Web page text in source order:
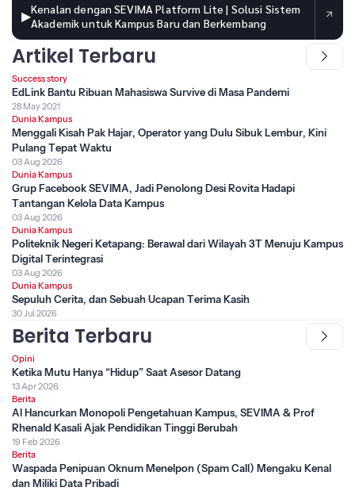
▶Kenalan dengan SEVIMA Platform Lite | Solusi Sistem
Akademik untuk Kampus Baru dan Berkembang
Artikel Terbaru
Success story
EdLink Bantu Ribuan Mahasiswa Survive di Masa Pandemi
28 May 2021
Dunia Kampus
Menggali Kisah Pak Hajar, Operator yang Dulu Sibuk Lembur, Kini
Pulang Tepat Waktu
03 Aug 2026
Dunia Kampus
Grup Facebook SEVIMA, Jadi Penolong Desi Rovita Hadapi
Tantangan Kelola Data Kampus
03 Aug 2026
Dunia Kampus
Politeknik Negeri Ketapang: Berawal dari Wilayah 3T Menuju Kampus
Digital Terintegrasi
03 Aug 2026
Dunia Kampus
Sepuluh Cerita, dan Sebuah Ucapan Terima Kasih
30 Jul 2026
Berita Terbaru
Opini
Ketika Mutu Hanya “Hidup” Saat Asesor Datang
13 Apr 2026
Berita
AI Hancurkan Monopoli Pengetahuan Kampus, SEVIMA & Prof
Rhenald Kasali Ajak Pendidikan Tinggi Berubah
19 Feb 2026
Berita
Waspada Penipuan Oknum Menelpon (Spam Call) Mengaku Kenal
dan Miliki Data Pribadi